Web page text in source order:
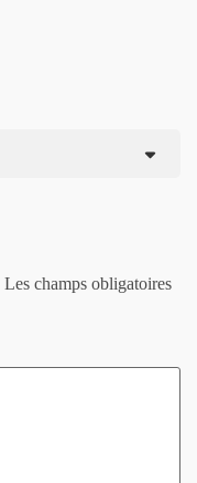
Les champs obligatoires